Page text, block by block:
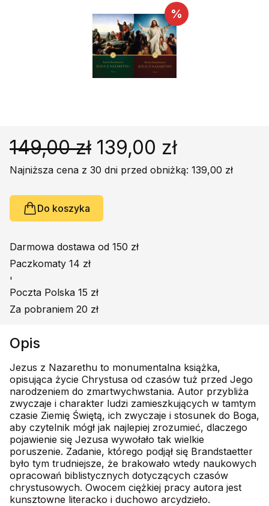
Książki obcojęzyczne
Poradniki, leksykony...
Promocja
%
149,00 zł 139,00 zł
Najniższa cena z 30 dni przed obniżką: 139,00 zł
Do koszyka
Darmowa dostawa od 150 zł
Paczkomaty 14 zł
'
Poczta Polska 15 zł
Za pobraniem 20 zł
Opis
Jezus z Nazarethu to monumentalna książka,
opisująca życie Chrystusa od czasów tuż przed Jego
narodzeniem do zmartwychwstania. Autor przybliża
zwyczaje i charakter ludzi zamieszkujących w tamtym
czasie Ziemię Świętą, ich zwyczaje i stosunek do Boga,
aby czytelnik mógł jak najlepiej zrozumieć, dlaczego
pojawienie się Jezusa wywołało tak wielkie
poruszenie. Zadanie, którego podjął się Brandstaetter
było tym trudniejsze, że brakowało wtedy naukowych
opracowań biblistycznych dotyczących czasów
chrystusowych. Owocem ciężkiej pracy autora jest
kunsztowne literacko i duchowo arcydzieło.